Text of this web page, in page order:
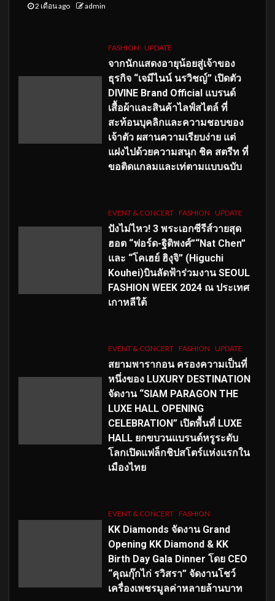
2 เดือน ago admin
FASHION UPDATE
จากนักแสดงอายุน้อยสู่เจ้าของ
ธุรกิจ “เจมีไนน์ นรวิชญ์” เปิดตัว
DIVINE Brand Official แบรนด์
เสื้อผ้าและสินค้าไลฟ์สไตล์ ที่
สะท้อนบุคลิกและความชอบของ
เจ้าตัว ผสานความเรียบง่าย แต่
แฝงไปด้วยความสนุก ชิค สตรีท ที่
ขอติดแกลมและเท่ตามแบบฉบับ
EVENT & CONCERT FASHION UPDATE
ปังไม่ไหว! 3 พระเอกซีรีส์วายสุด
ฮอต “ฟอร์ด-ฐิติพงศ์”“Nat Chen”
และ “โคเฮย์ ฮิงุจิ” (Higuchi
Kouhei)บินลัดฟ้าร่วมงาน SEOUL
FASHION WEEK 2024 ณ ประเทศ
เกาหลีใต้
EVENT & CONCERT FASHION UPDATE
สยามพารากอน ครองความเป็นที่
หนึ่งของ LUXURY DESTINATION
จัดงาน “SIAM PARAGON THE
LUXE HALL OPENING
CELEBRATION” เปิดพื้นที่ LUXE
HALL ยกขบวนแบรนด์หรูระดับ
โลกเปิดแฟล็กชิปสโตร์แห่งแรกใน
เมืองไทย
EVENT & CONCERT FASHION
KK Diamonds จัดงาน Grand
Opening KK Diamond & KK
Birth Day Gala Dinner โดย CEO
“คุณกุ๊กไก่ รวิสรา” จัดงานโชว์
เครื่องเพชรมูลค่าหลายล้านบาท